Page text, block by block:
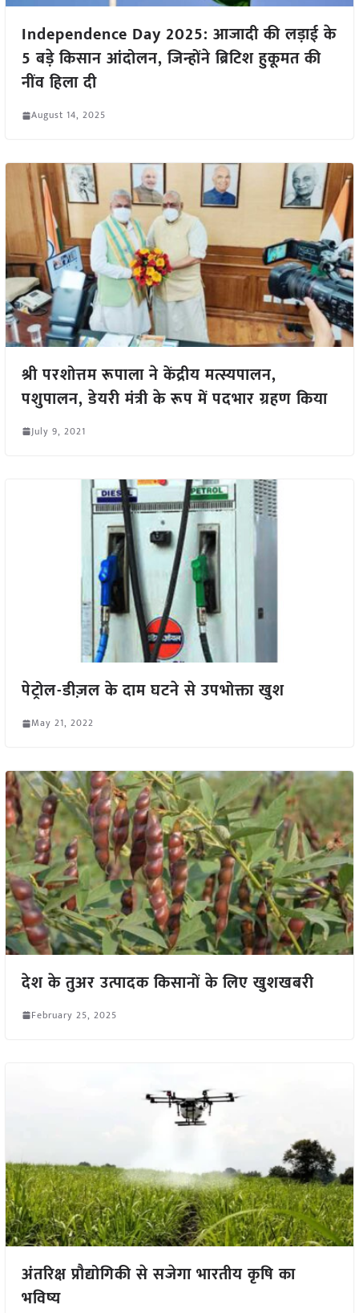
Independence Day 2025: आजादी की लड़ाई के
5 बड़े किसान आंदोलन, जिन्होंने ब्रिटिश हुकूमत की
नींव हिला दी
August 14, 2025
श्री परशोत्तम रूपाला ने केंद्रीय मत्स्यपालन,
पशुपालन, डेयरी मंत्री के रूप में पदभार ग्रहण किया
July 9, 2021
पेट्रोल-डीज़ल के दाम घटने से उपभोक्ता खुश
May 21, 2022
देश के तुअर उत्पादक किसानों के लिए खुशखबरी
February 25, 2025
अंतरिक्ष प्रौद्योगिकी से सजेगा भारतीय कृषि का
भविष्य